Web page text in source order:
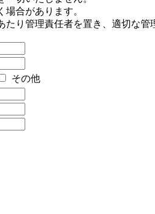
合があります。
り管理責任者を置き、適切な管
その他